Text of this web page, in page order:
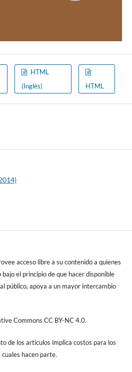
HTML
(Inglés)
HTML
acceso libre a su contenido a quienes
el principio de que hacer disponible
público, apoya a un mayor intercambio
Commons CC BY-NC 4.0.
de los artículos implica costos para los
hacen parte.